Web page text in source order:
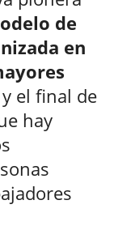
de
en
el final de
hay